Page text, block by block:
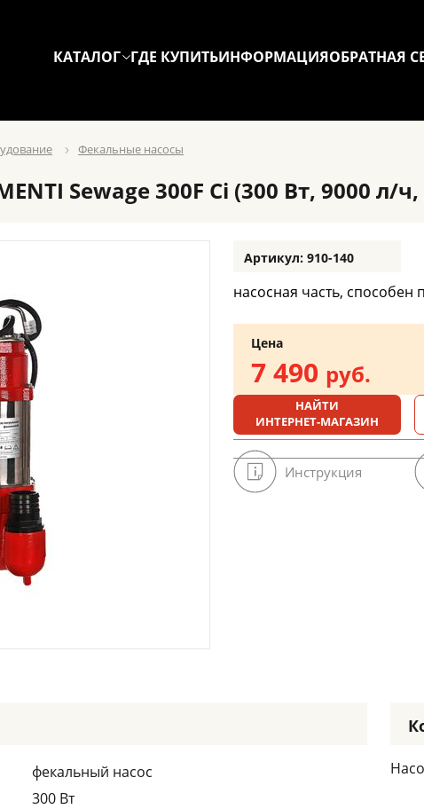
КАТАЛОГ ГДЕ КУПИТЬИНФОРМАЦИЯОБРАТНАЯ
Фекальные насосы
Sewage 300F Ci (300 Вт, 9000 л/
Артикул: 910-140
насосная часть, способен
Цена
7 490 руб.
НАЙТИ
ИНТЕРНЕТ-МАГАЗИН
Инструкция
фекальный насос
300 Вт